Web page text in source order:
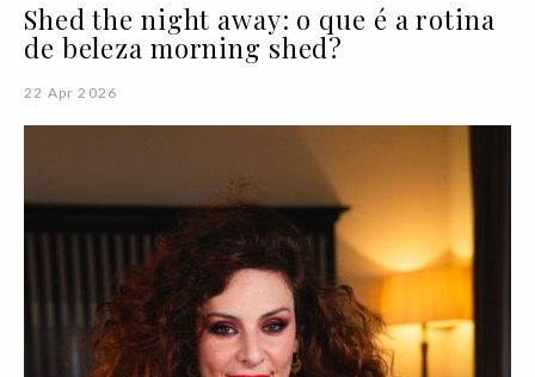
Shed the night away: o que é a rotina
de beleza morning shed?
22 Apr 2026